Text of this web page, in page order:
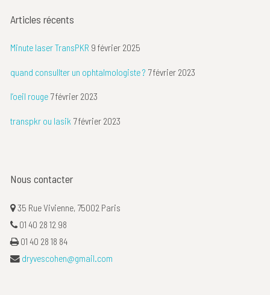
Articles récents
Minute laser TransPKR 9 février 2025
quand consullter un ophtalmologiste ? 7 février 2023
l’oeil rouge 7 février 2023
transpkr ou lasik 7 février 2023
Nous contacter
35 Rue Vivienne, 75002 Paris
01 40 28 12 98
01 40 28 18 84
dryvescohen@gmail.com